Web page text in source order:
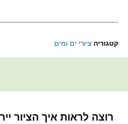
קטגוריה ציורי ים ומים
רוצה לראות איך הציור